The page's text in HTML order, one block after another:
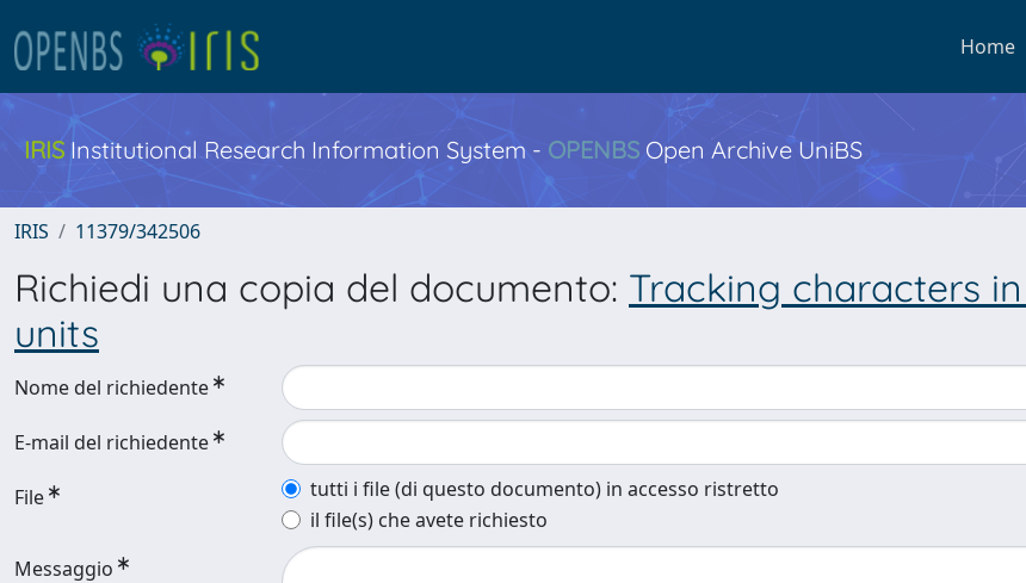
Home
IRIS Institutional Research Information System - OPENBS Open Archive UniBS
IRIS 11379/342506
Richiedi una copia del documento: Tracking characters
units
Nome del richiedente
E-mail del richiedente
File
tutti i file (di questo documento) in accesso ristretto
il file(s) che avete richiesto
Messaggio